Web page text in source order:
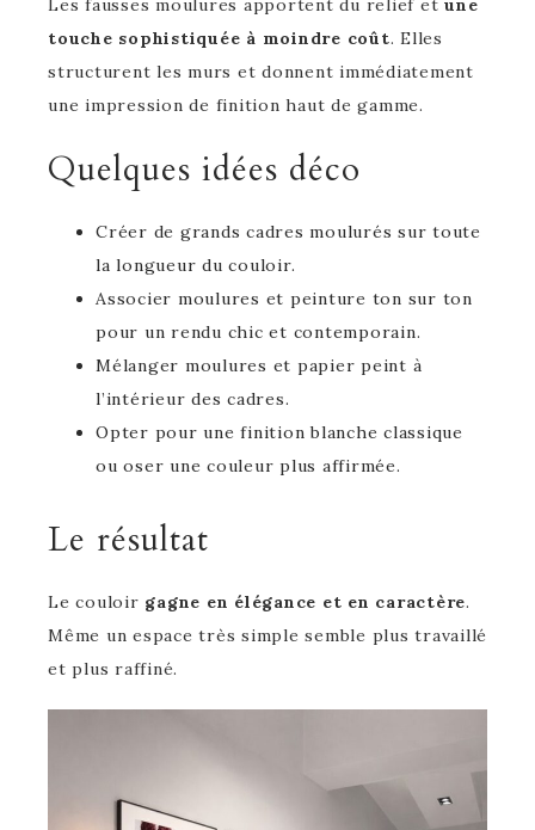
Les fausses moulures apportent du relief et une
touche sophistiquée à moindre coût. Elles
structurent les murs et donnent immédiatement
une impression de finition haut de gamme.
Quelques idées déco
Créer de grands cadres moulurés sur toute
la longueur du couloir.
Associer moulures et peinture ton sur ton
pour un rendu chic et contemporain.
Mélanger moulures et papier peint à
l’intérieur des cadres.
Opter pour une finition blanche classique
ou oser une couleur plus affirmée.
Le résultat
Le couloir gagne en élégance et en caractère.
Même un espace très simple semble plus travaillé
et plus raffiné.